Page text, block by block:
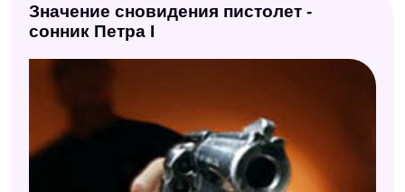
Значение сновидения пистолет -
сонник Петра I